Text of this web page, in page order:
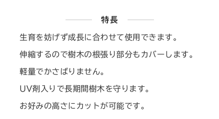
特長
生育を妨げず成長に合わせて使用できます。
伸縮するので樹木の根張り部分もカバーします。
軽量でかさばりません。
UV剤入りで長期間樹木を守ります。
お好みの高さにカットが可能です。